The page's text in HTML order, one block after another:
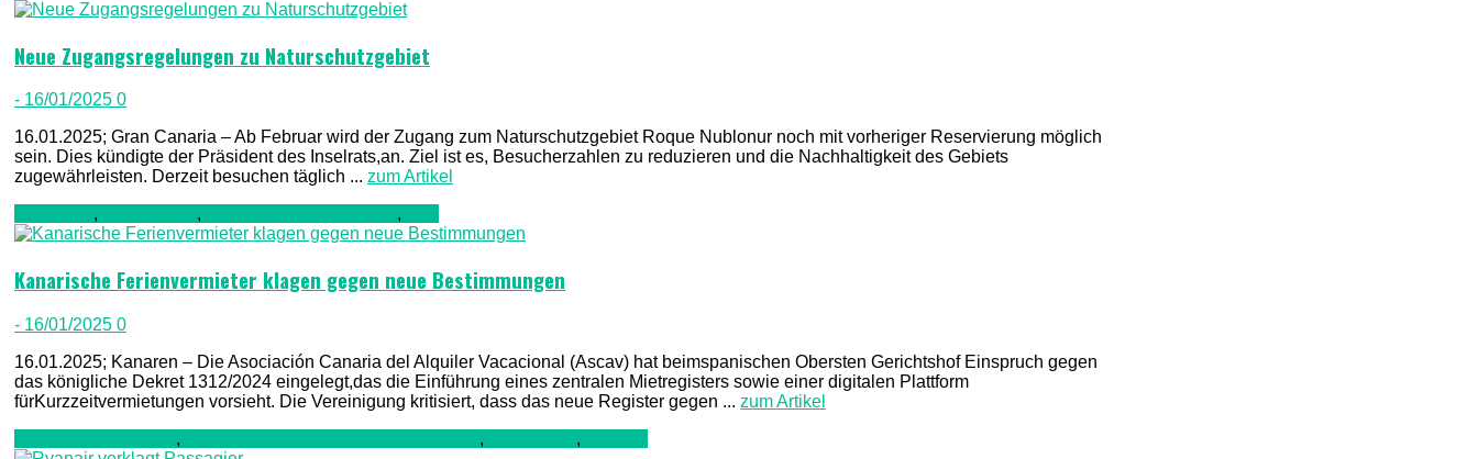
Neue Zugangsregelungen zu Naturschutzgebiet
- 16/01/2025 0
16.01.2025; Gran Canaria – Ab Februar wird der Zugang zum Naturschutzgebiet Roque Nublonur noch mit vorheriger Reservierung möglich
sein. Dies kündigte der Präsident des Inselrats,an. Ziel ist es, Besucherzahlen zu reduzieren und die Nachhaltigkeit des Gebiets
zugewährleisten. Derzeit besuchen täglich ... zum Artikel
, , ,
Kanarische Ferienvermieter klagen gegen neue Bestimmungen
- 16/01/2025 0
16.01.2025; Kanaren – Die Asociación Canaria del Alquiler Vacacional (Ascav) hat beimspanischen Obersten Gerichtshof Einspruch gegen
das königliche Dekret 1312/2024 eingelegt,das die Einführung eines zentralen Mietregisters sowie einer digitalen Plattform
fürKurzzeitvermietungen vorsieht. Die Vereinigung kritisiert, dass das neue Register gegen ... zum Artikel
, , ,